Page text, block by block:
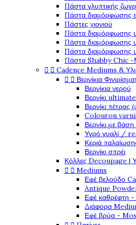
Πάστα γλυπτικής
Πάστα διαμόρφωσης
Πάστες χιονιού
Πάστα διαμόρφωσης
Πάστα διαμόρφωσης
Πάστα διαμόρφωσης
Πάστα Shabby Chic
  Cadence Mediums &
  Βερνίκια
Βερνίκια νερού
Βερνίκι
Βερνίκι
Colouron
Βερνίκι με βάση
Υγρό γυαλί /
Κεριά
Βερνίκι σπρέι
Κόλλες Decoupage |
  Mediums
Εφέ βελούδο
Antique
Εφέ
Διάφορα
Εφέ βρύα -